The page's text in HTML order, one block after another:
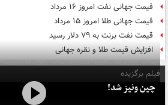
قیمت جهانی نفت امروز ۱۶ مرداد
قیمت جهانی طلا امروز ۱۵ مرداد
قیمت نفت برنت به ۷۹ دلار رسید
افزایش قیمت طلا و نقره جهانی
فیلم برگزیده
چین ونیز شد!